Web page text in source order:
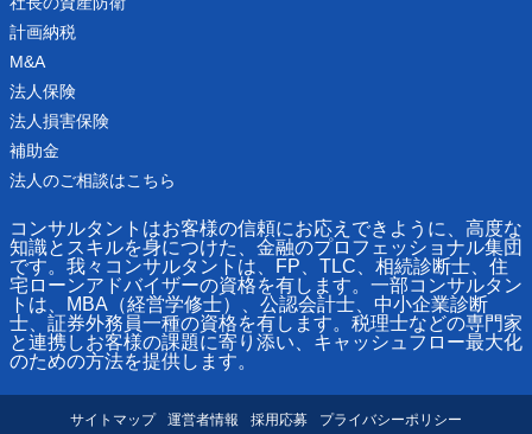
計画納税
M&A
法人保険
法人損害保険
補助金
法人のご相談はこちら
コンサルタントはお客様の信頼にお応えできように、高度な
知識とスキルを身につけた、金融のプロフェッショナル集団
です。我々コンサルタントは、FP、TLC、相続診断士、住
宅ローンアドバイザーの資格を有します。一部コンサルタン
トは、MBA（経営学修士）、公認会計士、中小企業診断
士、証券外務員一種の資格を有します。税理士などの専門家
と連携しお客様の課題に寄り添い、キャッシュフロー最大化
のための方法を提供します。
サイトマップ 運営者情報 採用応募 プライバシーポリシー